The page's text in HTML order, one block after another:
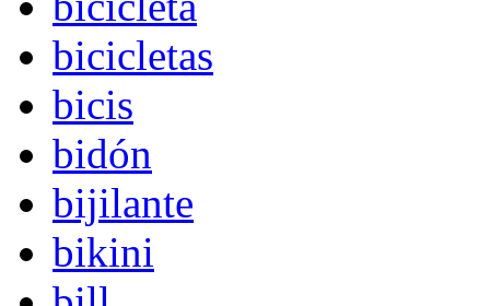
bicicletas
bicis
bidón
bijilante
bikini